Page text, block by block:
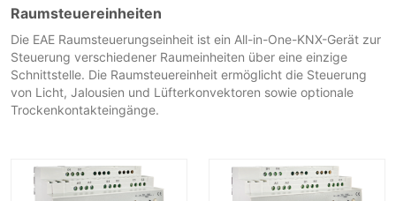
PRODUKTFAMILIEN
PRODUKTE
DOWNLOAD
KONFIGURATOR
KONTAKT
Raumsteuereinheiten
Die EAE Raumsteuerungseinheit ist ein All-in-One-KNX-Gerät zur
Steuerung verschiedener Raumeinheiten über eine einzige
Schnittstelle. Die Raumsteuereinheit ermöglicht die Steuerung
von Licht, Jalousien und Lüfterkonvektoren sowie optionale
Trockenkontakteingänge.